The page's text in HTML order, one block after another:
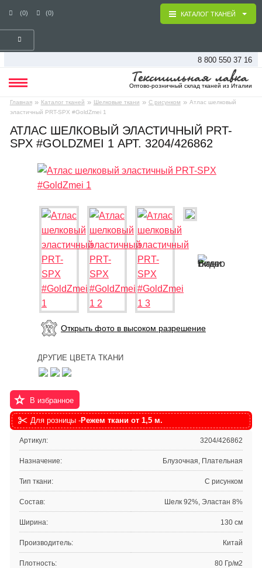
(0) (0)
8 800 550 37 16
Оптово-розничный склад тканей из Италии
Главная » Каталог тканей » Шелковые ткани » С рисунком » Атлас шелковый
эластичный PRT-SPX #GoldZmei 1
КАТАЛОГ ТКАНЕЙ
АТЛАС ШЕЛКОВЫЙ ЭЛАСТИЧНЫЙ PRT-
SPX #GOLDZMEI 1 АРТ. 3204/426862
Открыть фото в высоком разрешение
ДРУГИЕ ЦВЕТА ТКАНИ
В избранное
Для розницы -Режем ткани от 1,5 м.
Артикул: 3204/426862
Назначение: Блузочная, Плательная
Тип ткани: С рисунком
Состав: Шелк 92%, Эластан 8%
Ширина: 130 см
Производитель: Китай
Плотность: 80 Гр/м2